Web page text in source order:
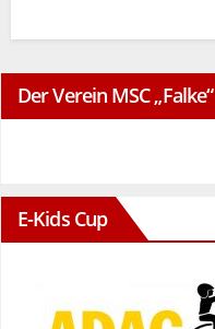
Der Verein MSC „Falke“
E-Kids Cup